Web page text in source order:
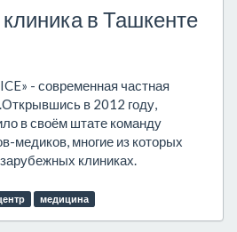
в Ташкенте
- современная частная
в 2012 году,
в своём штате команду
медиков, многие из которых
клиниках.
медицина